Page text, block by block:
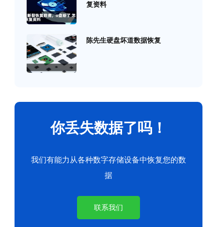
复资料
陈先生硬盘坏道数据恢复
你丢失数据了吗！
我们有能力从各种数字存储设备中恢复您的数
据
联系我们